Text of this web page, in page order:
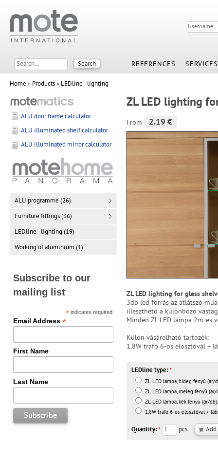
REFERENCES SERVICES
Home » Products» LEDline - lighting
ZL LED lighting
From 2.19 €
ZL LED lighting for glass
3db led forrás az átlátszó
illeszthető a különböző
Minden ZL LED lámpa 2m-es
Külön vásárolható tartozék:
1,8W trafó 6-os elosztóval +
LEDline type: *
ZL LED lámpa, hideg fényű (ár/
ZL LED lámpa, meleg fényű (ár/
ZL LED lámpa, kék fényű (ár/
1,8W trafó 6-os elosztóval +
Quantity: * pcs.
ALU door frame calculator
ALU illuminated shelf calculator
ALU illuminated mirror calculator
ALU programme (26)
Furniture fittings (36)
LEDline - lighting (19)
Working of aluminium (1)
Subscribe to our
mailing list
* indicates required
Email Address *
First Name
Last Name